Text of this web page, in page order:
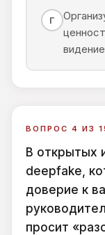
Г
ВОПРОС 4 ИЗ
В открытых
deepfake,
доверие к
просит